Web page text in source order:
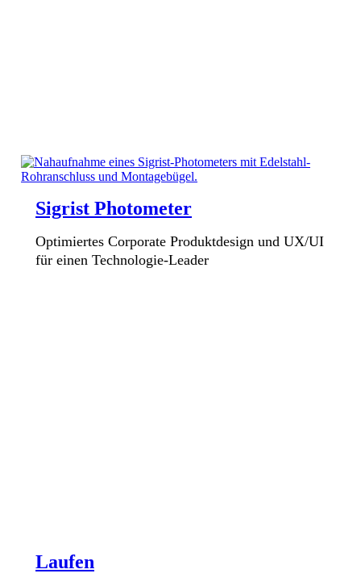
Sigrist Photometer
Optimiertes Corporate Produktdesign und UX/UI
für einen Technologie-Leader
Laufen